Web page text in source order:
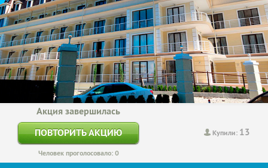
Купили: 13
Акция завершилась
ПОВТОРИТЬ АКЦИЮ
Человек проголосовало: 0